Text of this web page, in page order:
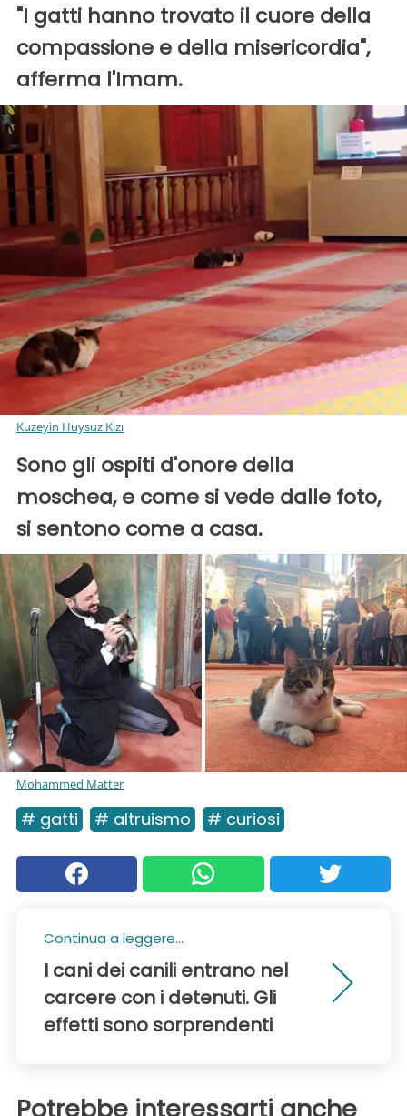
"I gatti hanno trovato il cuore della
compassione e della misericordia",
afferma l'Imam.
Kuzeyin Huysuz Kızı
Sono gli ospiti d'onore della
moschea, e come si vede dalle foto,
si sentono come a casa.
Mohammed Matter
# gatti # altruismo # curiosi
Continua a leggere...
I cani dei canili entrano nel
carcere con i detenuti. Gli
effetti sono sorprendenti
Potrebbe interessarti anche